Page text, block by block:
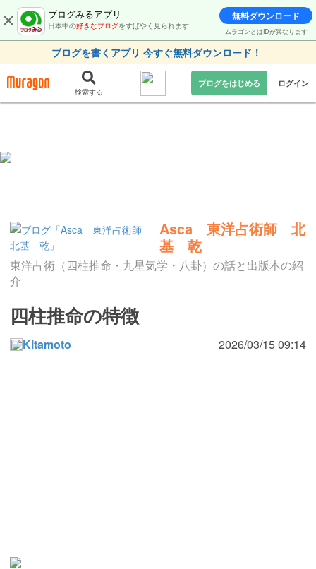
ブログみるアプリ
日本中の好きなブログをすばやく見られます
無料ダウンロード
ムラゴンとはIDが異なります
ブログを書くアプリ 今すぐ無料ダウンロード！
検索する
ブログをはじめる ログイン
Asca 東洋占術師 北
基 乾
東洋占術（四柱推命・九星気学・八卦）の話と出版本の紹
介
四柱推命の特徴
Kitamoto 2026/03/15 09:14